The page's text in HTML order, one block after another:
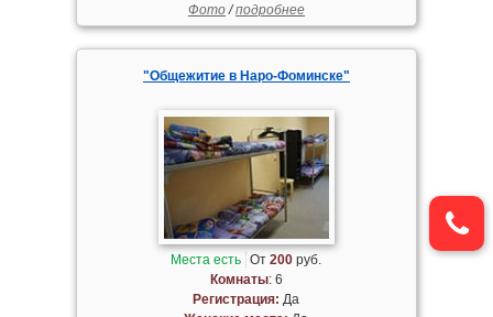
Фото/подробнее
"Общежитие в Наро-Фоминске"
Места есть От200 руб.
Комнаты: 6
Регистрация: Да